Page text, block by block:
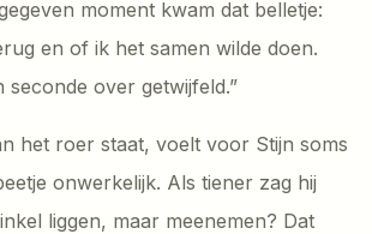
moment kwam dat belletje:
en of ik het samen wilde doen.
seconde over getwijfeld.”
het roer staat, voelt voor Stijn soms
onwerkelijk. Als tiener zag hij
liggen, maar meenemen? Dat